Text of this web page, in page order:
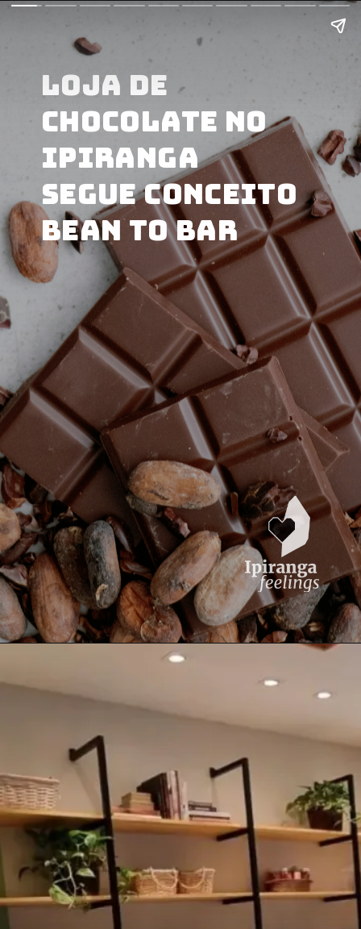
Loja de
chocolate no
Ipiranga
segue conceito
bean to bar